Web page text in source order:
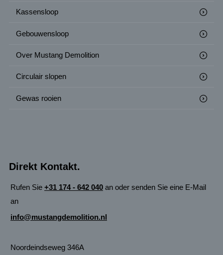
Kassensloop
Gebouwensloop
Over Mustang Demolition
Circulair slopen
Gewas rooien
Direkt Kontakt.
Rufen Sie +31 174 - 642 040 an oder senden Sie eine E-Mail
an
info@mustangdemolition.nl
Noordeindseweg 346A